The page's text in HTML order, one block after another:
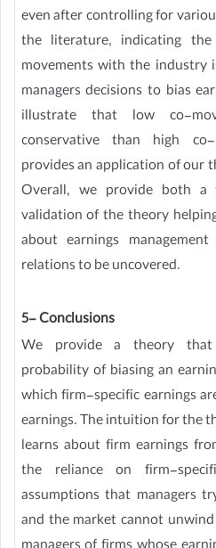
even after controlling for
the literature, indicating
movements with the industry
managers decisions to bias
illustrate that low co-
conservative than high
provides an application of our
Overall, we provide both a
validation of the theory
about earnings
relations to be uncovered.
5- Conclusions
We provide a theory
probability of biasing an
which firm-specific earnings
earnings. The intuition for the
learns about firm earnings
the reliance on firm-
assumptions that managers
and the market cannot